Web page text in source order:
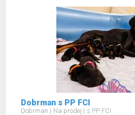
Dobrman s PP FCI
Dobrman Na prodej s PP FCI